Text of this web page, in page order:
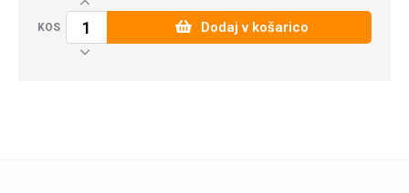
KOS Dodaj v košarico